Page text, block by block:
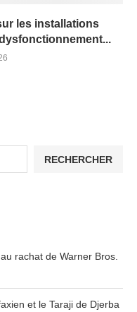
les installations
RECHERCHER
rachat de Warner Bros.
et le Taraji de Djerba